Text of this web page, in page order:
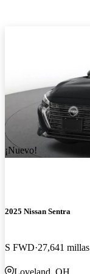
¡Nuevo!
2025 Nissan Sentra
S FWD 27,641 millas